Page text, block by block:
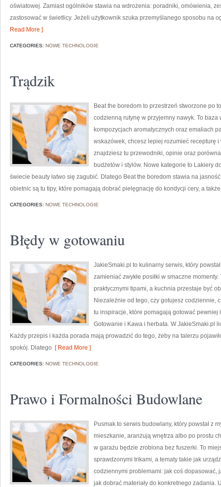
oświatowej. Zamiast ogólników stawia na wdrożenia: poradniki, omówienia,
zastosować w świetlicy. Jeżeli użytkownik szuka przemyślanego sposobu na
Read More ]
CATEGORIES: NOWE TECHNOLOGIE
Trądzik
Beat the boredom to przestrzeń stworzone po
codzienną rutynę w przyjemny nawyk. To
kompozycjach aromatycznych oraz emaliach
wskazówek, chcesz lepiej rozumieć recepturę
znajdziesz tu przewodniki, opinie oraz
budżetów i stylów. Nowe kategorie to Lakiery
świecie beauty łatwo się zagubić. Dlatego Beat the boredom stawia na
obietnic są tu tipy, które pomagają dobrać pielęgnację do kondycji cery, a
CATEGORIES: NOWE TECHNOLOGIE
Błędy w gotowaniu
JakieSmaki.pl to kulinarny serwis, który
zamieniać zwykłe posiłki w smaczne
praktycznymi tipami, a kuchnia przestaje być
Niezależnie od tego, czy gotujesz codziennie,
tu inspiracje, które pomagają gotować
Gotowanie i Kawa i herbata. W JakieSmaki.pl
Każdy przepis i każda porada mają prowadzić do tego, żeby na talerzu
spokój. Dlatego [ Read More ]
CATEGORIES: NOWE TECHNOLOGIE
Prawo i Formalności Budowlane
Pusmak to serwis budowlany, który powstał z
mieszkanie, aranżują wnętrza albo po prostu
w garażu będzie zrobiona bez fuszerki. To
sprawdzonymi trikami, a tematy takie jak
codziennymi problemami: jak coś dopasować,
jak dobrać materiały do konkretnego zadania.